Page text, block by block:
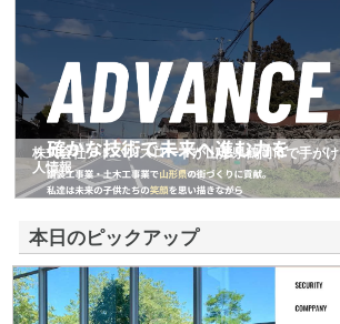
株式会社アドバンスロードが山形県鶴岡市で手が
人情報
本日のピックアップ